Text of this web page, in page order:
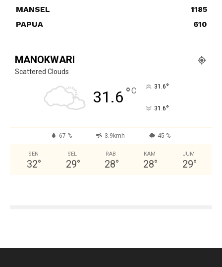
MANSEL
1185
PAPUA
610
MANOKWARI
Scattered Clouds
31.6 °C 31.6°
31.6°
67 % 3.9kmh 45 %
SEN
32°
SEL
29°
RAB
28°
KAM
28°
JUM
29°